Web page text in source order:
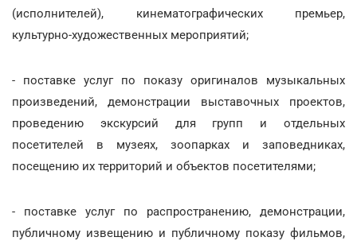
(исполнителей), кинематографических премьер,
культурно-художественных мероприятий;
- поставке услуг по показу оригиналов музыкальных
произведений, демонстрации выставочных проектов,
проведению экскурсий для групп и отдельных
посетителей в музеях, зоопарках и заповедниках,
посещению их территорий и объектов посетителями;
- поставке услуг по распространению, демонстрации,
публичному извещению и публичному показу фильмов,